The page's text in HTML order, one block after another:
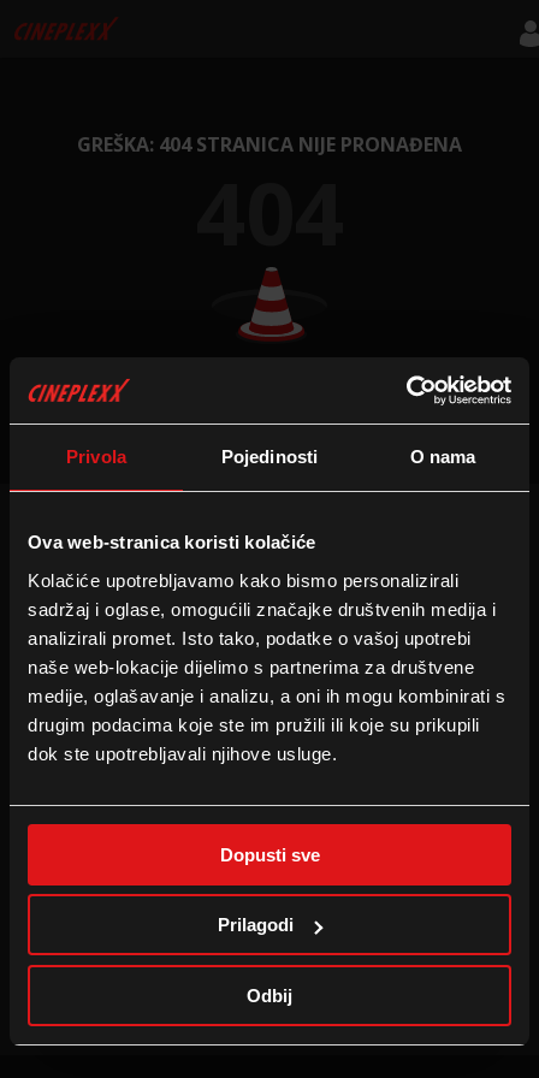
Privola Pojedinosti O nama
Ova web-stranica koristi kolačiće
Kolačiće upotrebljavamo kako bismo personalizirali
sadržaj i oglase, omogućili značajke društvenih medija i
analizirali promet. Isto tako, podatke o vašoj upotrebi
naše web-lokacije dijelimo s partnerima za društvene
medije, oglašavanje i analizu, a oni ih mogu kombinirati s
drugim podacima koje ste im pružili ili koje su prikupili
dok ste upotrebljavali njihove usluge.
Dopusti sve
Prilagodi
Odbij
GREŠKA: 404 STRANICA NIJE PRONAĐENA
INFORMACIJE
Tehnologije
Cineplexx Bonus Card
Family Film Club
PRATITE NAS
Facebook
Instagram
TikTok
B2B
Najam dvorane
Oglašavanje u kinu
TVRTKA
Press
CINEPLEXX APPS